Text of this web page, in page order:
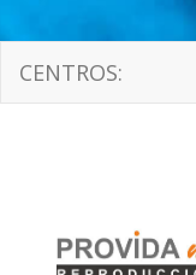
CENTROS: